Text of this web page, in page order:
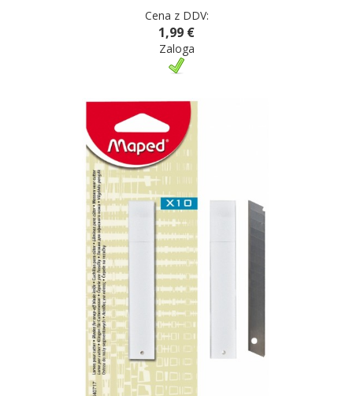
Cena z DDV:
1,99 €
Zaloga